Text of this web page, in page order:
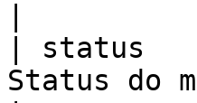
| status
Status do